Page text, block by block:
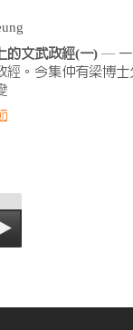
的文武政經(一) — 一
經。今集仲有梁博